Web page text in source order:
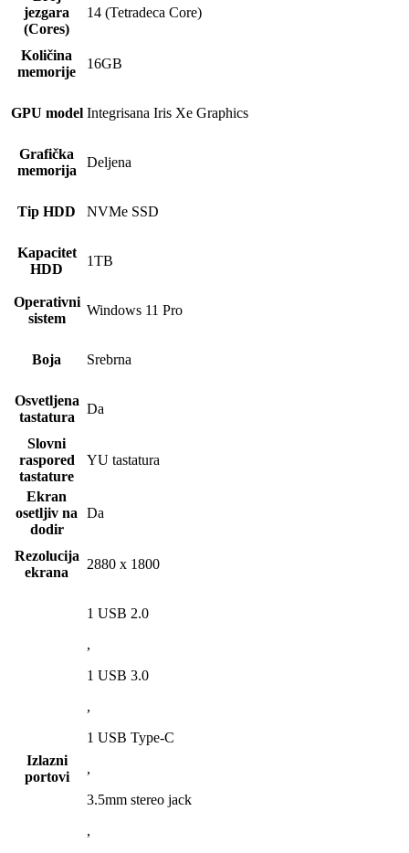
jezgara
(Cores)
14 (Tetradeca Core)
Količina
memorije
16GB
GPU model Integrisana Iris Xe Graphics
Grafička
memorija
Deljena
Tip HDD NVMe SSD
Kapacitet
HDD
1TB
Operativni
sistem
Windows 11 Pro
Boja Srebrna
Osvetljena
tastatura
Da
Slovni
raspored
tastature
YU tastatura
Ekran
osetljiv na
dodir
Da
Rezolucija
ekrana
2880 x 1800
Izlazni
portovi
1 USB 2.0
,
1 USB 3.0
,
1 USB Type-C
,
3.5mm stereo jack
,